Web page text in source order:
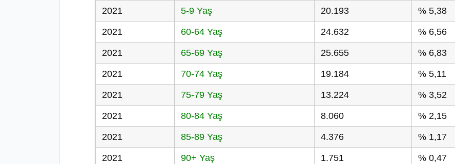
2021 5-9 Yaş 20.193 % 5,38
2021 60-64 Yaş 24.632 % 6,56
2021 65-69 Yaş 25.655 % 6,83
2021 70-74 Yaş 19.184 % 5,11
2021 75-79 Yaş 13.224 % 3,52
2021 80-84 Yaş 8.060 % 2,15
2021 85-89 Yaş 4.376 % 1,17
2021 90+ Yaş 1.751 % 0,47